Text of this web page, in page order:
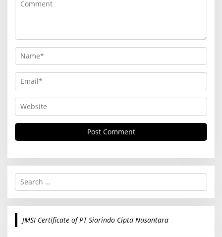
S
r
c
JMSI Certificate of PT Siarindo Cipta Nusantara